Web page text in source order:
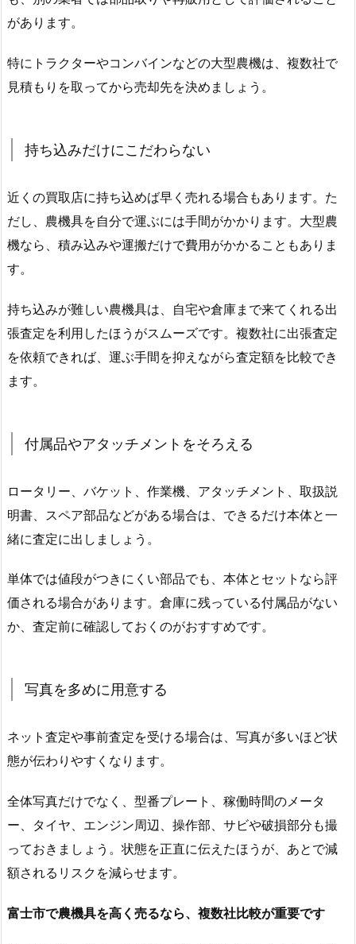
があります。
特にトラクターやコンバインなどの大型農機は、複数社で
見積もりを取ってから売却先を決めましょう。
持ち込みだけにこだわらない
近くの買取店に持ち込めば早く売れる場合もあります。た
だし、農機具を自分で運ぶには手間がかかります。大型農
機なら、積み込みや運搬だけで費用がかかることもありま
す。
持ち込みが難しい農機具は、自宅や倉庫まで来てくれる出
張査定を利用したほうがスムーズです。複数社に出張査定
を依頼できれば、運ぶ手間を抑えながら査定額を比較でき
ます。
付属品やアタッチメントをそろえる
ロータリー、バケット、作業機、アタッチメント、取扱説
明書、スペア部品などがある場合は、できるだけ本体と一
緒に査定に出しましょう。
単体では値段がつきにくい部品でも、本体とセットなら評
価される場合があります。倉庫に残っている付属品がない
か、査定前に確認しておくのがおすすめです。
写真を多めに用意する
ネット査定や事前査定を受ける場合は、写真が多いほど状
態が伝わりやすくなります。
全体写真だけでなく、型番プレート、稼働時間のメータ
ー、タイヤ、エンジン周辺、操作部、サビや破損部分も撮
っておきましょう。状態を正直に伝えたほうが、あとで減
額されるリスクを減らせます。
富士市で農機具を高く売るなら、複数社比較が重要です